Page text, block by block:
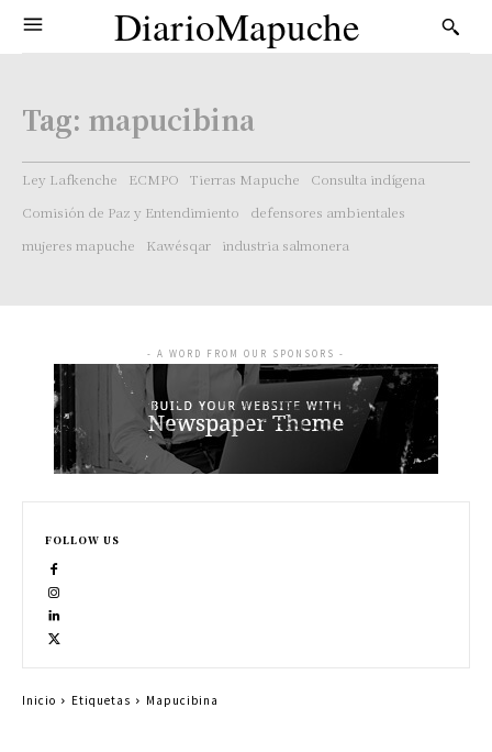
DiarioMapuche
Tag: mapucibina
Ley Lafkenche ECMPO Tierras Mapuche
Consulta indígena
Comisión de Paz y Entendimiento
defensores ambientales
mujeres mapuche
Kawésqar industria salmonera
- A WORD FROM OUR SPONSORS -
FOLLOW US
Inicio Etiquetas Mapucibina